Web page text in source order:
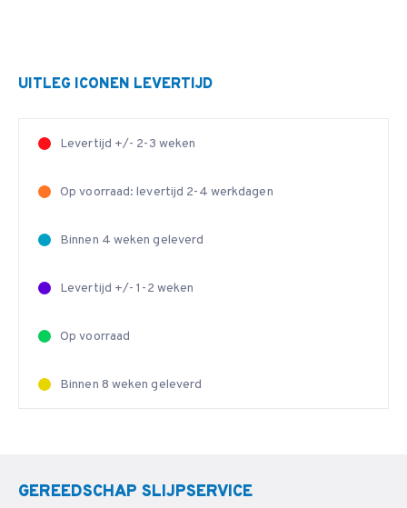
UITLEG ICONEN LEVERTIJD
Levertijd +/- 2-3 weken
Op voorraad: levertijd 2-4 werkdagen
Binnen 4 weken geleverd
Levertijd +/- 1-2 weken
Op voorraad
Binnen 8 weken geleverd
GEREEDSCHAP SLIJPSERVICE